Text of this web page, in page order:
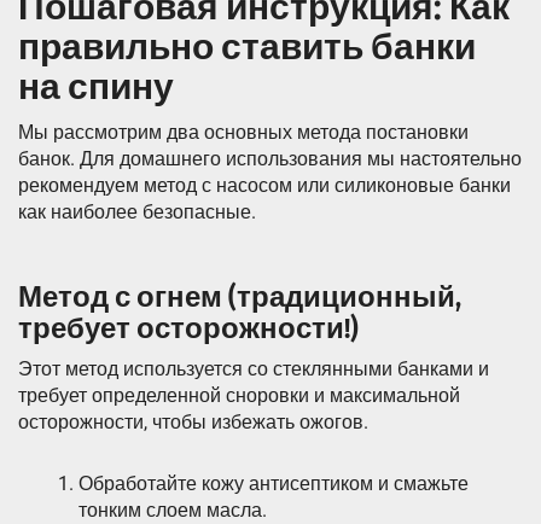
правильно ставить банки
на спину
Мы рассмотрим два основных метода постановки
банок. Для домашнего использования мы настоятельно
рекомендуем метод с насосом или силиконовые банки
как наиболее безопасные.
Метод с огнем (традиционный,
требует осторожности!)
Этот метод используется со стеклянными банками и
требует определенной сноровки и максимальной
осторожности, чтобы избежать ожогов.
Обработайте кожу антисептиком и смажьте
тонким слоем масла.